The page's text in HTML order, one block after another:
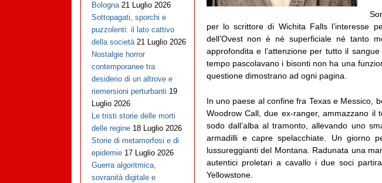
per lo scrittore di Wichita Falls l’interesse
dell’Ovest non è né superficiale né tanto
approfondita e l’attenzione per tutto il
tempo pascolavano i bisonti non ha una
questione dimostrano ad ogni pagina.
In uno paese al confine fra Texas e Messico,
Woodrow Call, due ex-ranger, ammazzano
sodo dall’alba al tramonto, allevando uno
armadilli e capre spelacchiate. Un giorno
lussureggianti del Montana. Radunata una
autentici proletari a cavallo i due soci
Yellowstone.
Bologna 21 Luglio 2026
Sottopagati, sporchi e
puzzolenti: il lato cattivo
della società 21 Luglio 2026
Nostalgie horror
contemporanee tra
desiderio di un altrove e
riemersioni perturbanti 19
Luglio 2026
Le tristi storie delle morti
delle regine 18 Luglio 2026
Storie di metamorfosi e di
epidemie 17 Luglio 2026
Guerra algoritmica,
sovranità digitale e